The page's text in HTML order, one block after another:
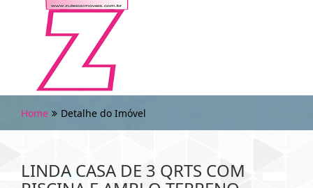
Home Detalhe do Imóvel
LINDA CASA DE 3 QRTS COM